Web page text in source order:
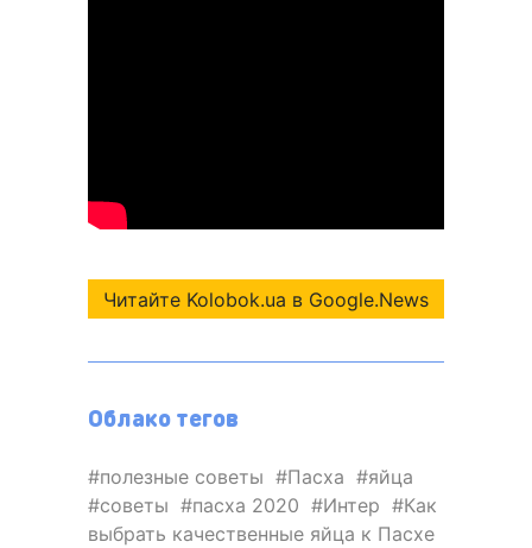
Читайте Kolobok.ua в Google.News
Облако тегов
полезные советы Пасха
яйца
советы
пасха 2020 Интер
Как
выбрать качественные яйца к Пасхе